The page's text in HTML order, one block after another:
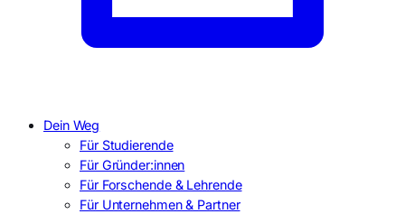
Dein Weg
Für Studierende
Für Gründer:innen
Für Forschende & Lehrende
Für Unternehmen & Partner